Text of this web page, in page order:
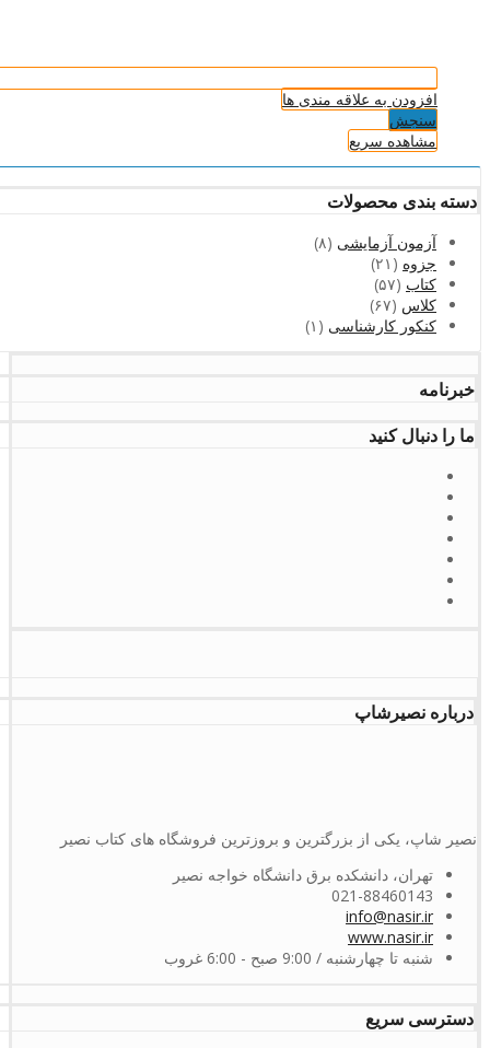
افزودن به علاقه مندی ها
سنجش
مشاهده سریع
دسته بندی محصولات
آزمون آزمایشی (۸)
جزوه (۲۱)
کتاب (۵۷)
کلاس (۶۷)
کنکور کارشناسی (۱)
خبرنامه
ما را دنبال کنید
درباره نصیرشاپ
نصیر شاپ، یکی از بزرگترین و بروزترین فروشگاه های کتاب نصیر
تهران، دانشکده برق دانشگاه خواجه نصیر
021-88460143
info@nasir.ir
www.nasir.ir
شنبه تا چهارشنبه / 9:00 صبح - 6:00 غروب
دسترسی سریع